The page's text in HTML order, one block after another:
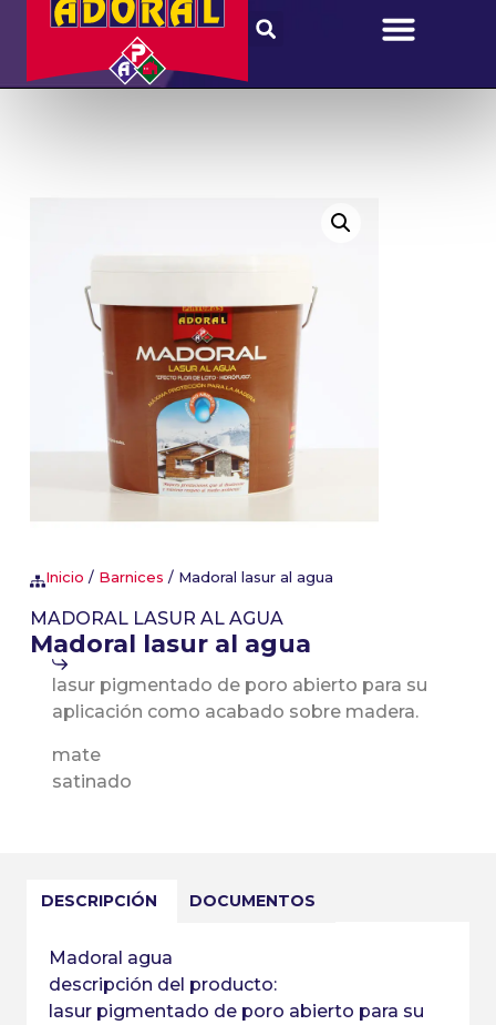
Inicio / Barnices / Madoral lasur al agua
MADORAL LASUR AL AGUA
Madoral lasur al agua
lasur pigmentado de poro abierto para su
aplicación como acabado sobre madera.
mate
satinado
DESCRIPCIÓN DOCUMENTOS
Madoral agua
descripción del producto:
lasur pigmentado de poro abierto para su